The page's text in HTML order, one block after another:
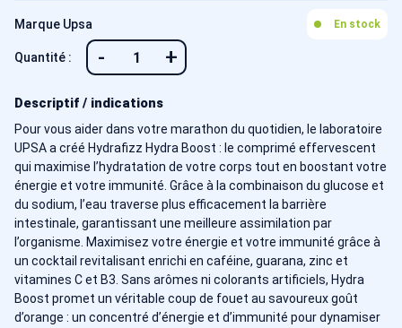
Marque Upsa En stock
Quantité : - +
Descriptif / indications
Pour vous aider dans votre marathon du quotidien, le laboratoire
UPSA a créé Hydrafizz Hydra Boost : le comprimé effervescent
qui maximise l’hydratation de votre corps tout en boostant votre
énergie et votre immunité. Grâce à la combinaison du glucose et
du sodium, l’eau traverse plus efficacement la barrière
intestinale, garantissant une meilleure assimilation par
l’organisme. Maximisez votre énergie et votre immunité grâce à
un cocktail revitalisant enrichi en caféine, guarana, zinc et
vitamines C et B3. Sans arômes ni colorants artificiels, Hydra
Boost promet un véritable coup de fouet au savoureux goût
d’orange : un concentré d’énergie et d’immunité pour dynamiser